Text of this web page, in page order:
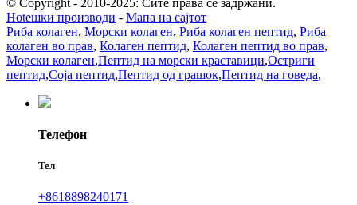
Hotешки производи - Мапа на сајтот
Риба колаген, Морски колаген, Риба колаген пептид, Риба
колаген во прав, Колаген пептид, Колаген пептид во прав,
Морски колаген,Пептид на морски краставици,Остриги
пептид,Соја пептид,Пептид од грашок,Пептид на говеда,
Телефон
Тел
+8618898240171